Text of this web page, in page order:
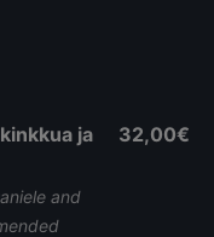
ja
and
32,00€